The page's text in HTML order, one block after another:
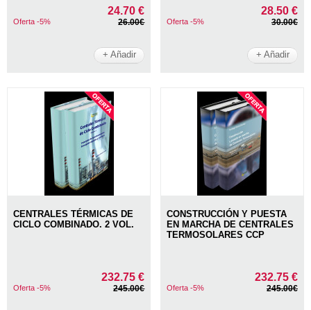
24.70 €
Oferta -5% 26.00€
+ Añadir
28.50 €
Oferta -5% 30.00€
+ Añadir
CENTRALES TÉRMICAS DE
CICLO COMBINADO. 2 VOL.
232.75 €
Oferta -5% 245.00€
CONSTRUCCIÓN Y PUESTA
EN MARCHA DE CENTRALES
TERMOSOLARES CCP
232.75 €
Oferta -5% 245.00€